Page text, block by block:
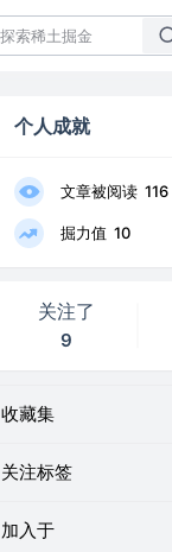
个人成就
文章被阅读 116
掘力值 10
关注了
9
收藏集
关注标签
加入于